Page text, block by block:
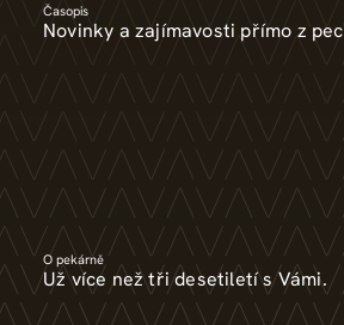
Časopis
Novinky a zajímavosti přímo z
O pekárně
Už více než tři desetiletí s Vámi.